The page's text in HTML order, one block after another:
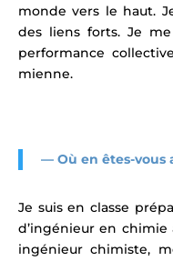
monde vers le haut.
des liens forts. Je
performance
mienne.
— Où en êtes-vous
Je suis en classe
d’ingénieur en chimie
ingénieur chimiste,